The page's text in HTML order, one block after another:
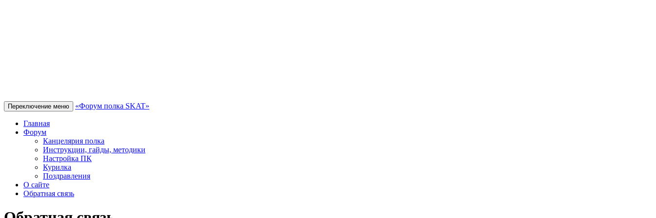
Переключение меню «Форум полка SKAT»
Главная
Форум
Канцелярия полка
Инструкции, гайды, методики
Настройка ПК
Курилка
Поздравления
О сайте
Обратная связь